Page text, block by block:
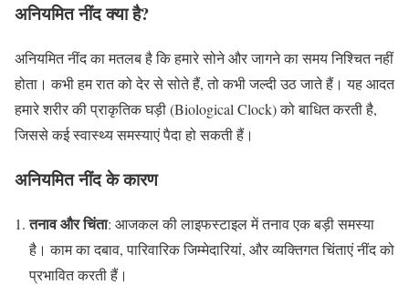
अनियमित नींद क्या है?
अनियमित नींद का मतलब है कि हमारे सोने और जागने का समय निश्चित नहीं
होता। कभी हम रात को देर से सोते हैं, तो कभी जल्दी उठ जाते हैं। यह आदत
हमारे शरीर की प्राकृतिक घड़ी (Biological Clock) को बाधित करती है,
जिससे कई स्वास्थ्य समस्याएं पैदा हो सकती हैं।
अनियमित नींद के कारण
तनाव और चिंता: आजकल की लाइफस्टाइल में तनाव एक बड़ी समस्या
है। काम का दबाव, पारिवारिक जिम्मेदारियां, और व्यक्तिगत चिंताएं नींद को
प्रभावित करती हैं।